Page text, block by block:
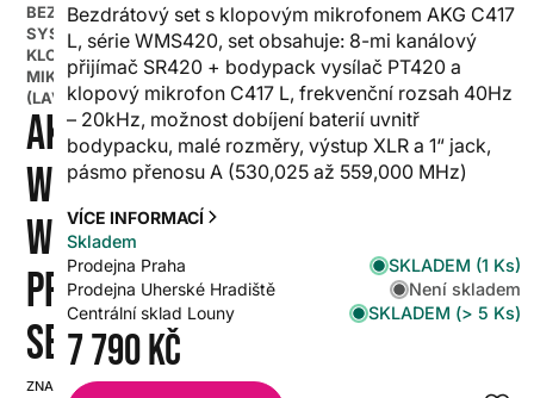
BEZDRÁTOVÉ
SYSTÉMY S
KLOPOVÝM
MIKROFONEM
(LAVALIER)
AKG
WMS420
WIRELESS
PRESENTER
SET A
ZNAČKA:SKU:
Bezdrátový set s klopovým mikrofonem AKG C417
L, série WMS420, set obsahuje: 8-mi kanálový
přijímač SR420 + bodypack vysílač PT420 a
klopový mikrofon C417 L, frekvenční rozsah 40Hz
– 20kHz, možnost dobíjení baterií uvnitř
bodypacku, malé rozměry, výstup XLR a 1“ jack,
pásmo přenosu A (530,025 až 559,000 MHz)
VÍCE INFORMACÍ
Skladem
Prodejna Praha
SKLADEM (1 Ks)
Prodejna Uherské Hradiště
Není skladem
Centrální sklad Louny
SKLADEM (> 5 Ks)
7 790 Kč